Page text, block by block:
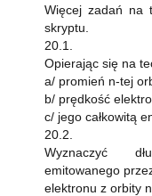
Więcej zadań na
skryptu.
20.1.
Opierając się na
a/ promień n-tej
b/ prędkość
c/ jego całkowitą
20.2.
Wyznaczyć
emitowanego
elektronu z orbity